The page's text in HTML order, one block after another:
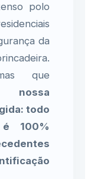
polo
da
que
nossa
todo
100%